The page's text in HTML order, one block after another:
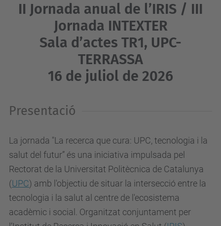
II Jornada anual de l’IRIS / III
Jornada INTEXTER
Sala d’actes TR1, UPC-
TERRASSA
16 de juliol de 2026
Presentació
La jornada "La recerca que cura: UPC, tecnologia i la
salut del futur” és una iniciativa impulsada pel
Rectorat de la Universitat Politècnica de Catalunya
(UPC) amb l'objectiu de situar la intersecció entre la
tecnologia i la salut al centre de l'ecosistema
acadèmic i social. Organitzat conjuntament per